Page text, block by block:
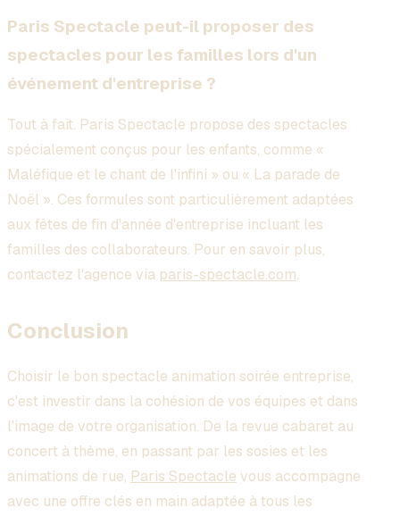
Paris Spectacle peut-il proposer des
spectacles pour les familles lors d'un
événement d'entreprise ?
Tout à fait. Paris Spectacle propose des spectacles
spécialement conçus pour les enfants, comme «
Maléfique et le chant de l'infini » ou « La parade de
Noël ». Ces formules sont particulièrement adaptées
aux fêtes de fin d'année d'entreprise incluant les
familles des collaborateurs. Pour en savoir plus,
contactez l'agence via paris-spectacle.com.
Conclusion
Choisir le bon spectacle animation soirée entreprise,
c'est investir dans la cohésion de vos équipes et dans
l'image de votre organisation. De la revue cabaret au
concert à thème, en passant par les sosies et les
animations de rue, Paris Spectacle vous accompagne
avec une offre clés en main adaptée à tous les